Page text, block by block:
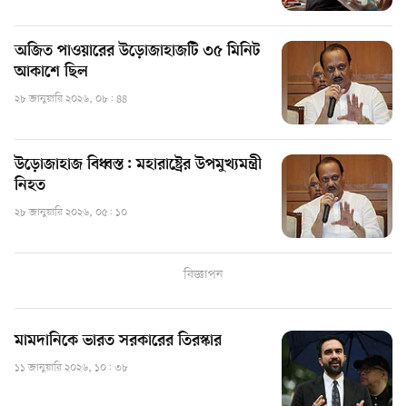
অজিত পাওয়ারের উড়োজাহাজটি ৩৫ মিনিট
আকাশে ছিল
২৮ জানুয়ারি ২০২৬, ০৮: ৪৪
উড়োজাহাজ বিধ্বস্ত: মহারাষ্ট্রের উপমুখ্যমন্ত্রী
নিহত
২৮ জানুয়ারি ২০২৬, ০৫: ১০
বিজ্ঞাপন
মামদানিকে ভারত সরকারের তিরস্কার
১১ জানুয়ারি ২০২৬, ১০: ৩৮